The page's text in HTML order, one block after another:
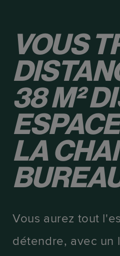
VOUS
38 M²
LA
Vous aurez tout
détendre, avec un